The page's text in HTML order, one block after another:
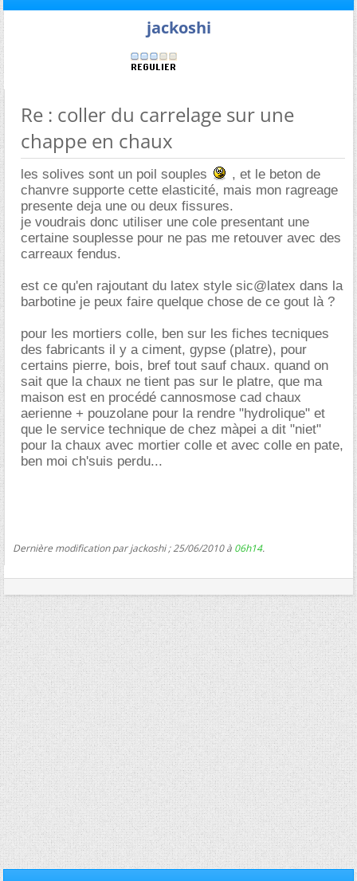
jackoshi
Re : coller du carrelage sur une
chappe en chaux
les solives sont un poil souples
, et le beton de
chanvre supporte cette elasticité, mais mon ragreage
presente deja une ou deux fissures.
je voudrais donc utiliser une cole presentant une
certaine souplesse pour ne pas me retouver avec des
carreaux fendus.
est ce qu'en rajoutant du latex style sic@latex dans la
barbotine je peux faire quelque chose de ce gout là ?
pour les mortiers colle, ben sur les fiches tecniques
des fabricants il y a ciment, gypse (platre), pour
certains pierre, bois, bref tout sauf chaux. quand on
sait que la chaux ne tient pas sur le platre, que ma
maison est en procédé cannosmose cad chaux
aerienne + pouzolane pour la rendre "hydrolique" et
que le service technique de chez màpei a dit "niet"
pour la chaux avec mortier colle et avec colle en pate,
ben moi ch'suis perdu...
Dernière modification par jackoshi ; 25/06/2010 à 06h14.